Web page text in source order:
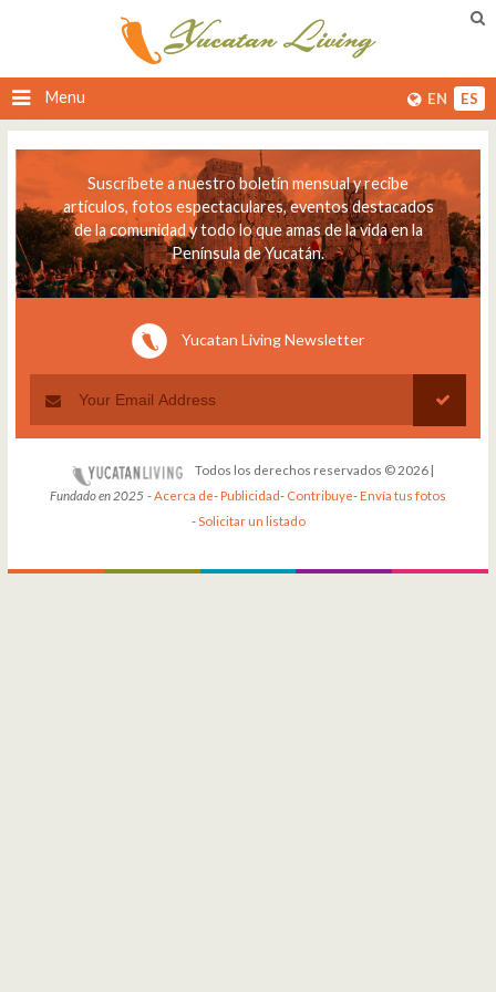
Menu EN ES
Suscríbete a nuestro boletín mensual y recibe
artículos, fotos espectaculares, eventos destacados
de la comunidad y todo lo que amas de la vida en la
Península de Yucatán.
Yucatan Living Newsletter
Todos los derechos reservados © 2026 |
Fundado en 2025 -Acerca de-Publicidad- Contribuye-Envía tus fotos
-Solicitar un listado